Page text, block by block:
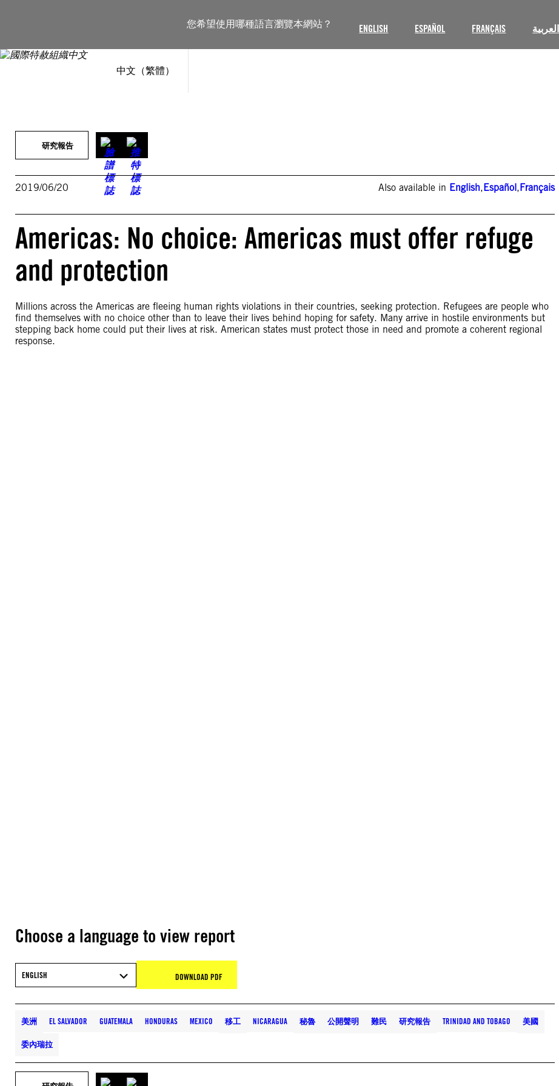
您希望使用哪種語言瀏覽本網站？ ENGLISH ESPAÑOL FRANÇAIS العربية
中文（繁體）
內
研究報告
2019/06/20 Also available in English,Español,Français
Americas: No choice: Americas must offer refuge
and protection
Millions across the Americas are fleeing human rights violations in their countries, seeking protection. Refugees are people who
find themselves with no choice other than to leave their lives behind hoping for safety. Many arrive in hostile environments but
stepping back home could put their lives at risk. American states must protect those in need and promote a coherent regional
response.
Choose a language to view report
ENGLISH DOWNLOAD PDF
美洲 EL SALVADOR GUATEMALA HONDURAS MEXICO 移工 NICARAGUA 秘魯 公開聲明 難民 研究報告 TRINIDAD AND TOBAGO 美國
委內瑞拉